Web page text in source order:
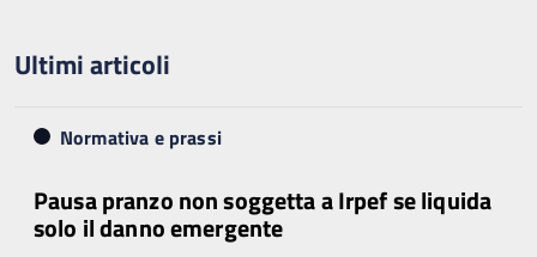
Ultimi articoli
Normativa e prassi
Pausa pranzo non soggetta a Irpef se liquida
solo il danno emergente